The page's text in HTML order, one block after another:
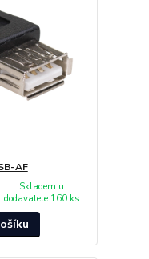
AF
Skladem u
dodavatele 160 ks